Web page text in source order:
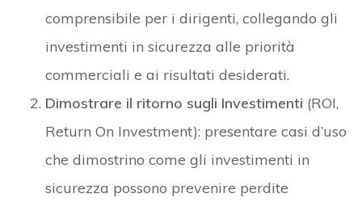
comprensibile per i dirigenti, collegando gli
investimenti in sicurezza alle priorità
commerciali e ai risultati desiderati.
Dimostrare il ritorno sugli Investimenti (ROI,
Return On Investment): presentare casi d’uso
che dimostrino come gli investimenti in
sicurezza possono prevenire perdite